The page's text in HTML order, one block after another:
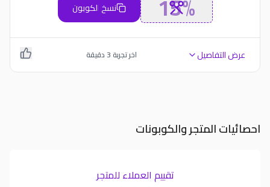
نسخ الكوبون
عرض التفاصيل اخر تجربة 3دقيقة
احصائيات المتجر والكوبونات
تقييم العملاء للمتجر